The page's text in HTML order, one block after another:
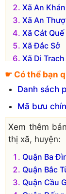
Xã An
Xã An
Xã Cát Quế
Xã Đắc Sở
Xã Di Trạch
Xã Đông La
Xã Đức
Xã Đức
Xã Dương
☛ Có thể bạn
Danh sách
Mã bưu
Xem thêm
thị xã, huyện:
Quận Ba
Quận Bắc
Quận Cầu